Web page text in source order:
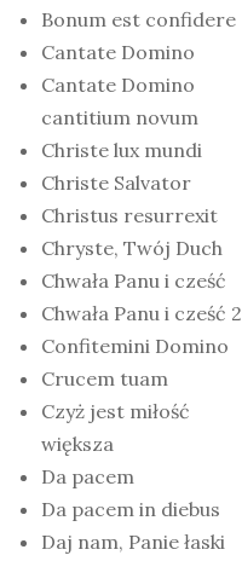
Bonum est confidere
Cantate Domino
Cantate Domino
cantitium novum
Christe lux mundi
Christe Salvator
Christus resurrexit
Chryste, Twój Duch
Chwała Panu i cześć
Chwała Panu i cześć 2
Confitemini Domino
Crucem tuam
Czyż jest miłość
większa
Da pacem
Da pacem in diebus
Daj nam, Panie łaski